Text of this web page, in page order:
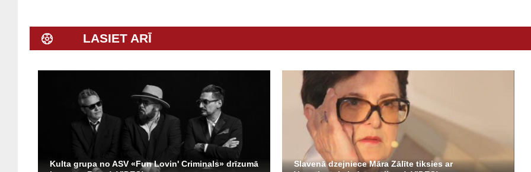
LASIET ARĪ
Kulta grupa no ASV «Fun Lovin' Criminals» drīzumā
Slavenā dzejniece Māra Zālīte tiksies ar